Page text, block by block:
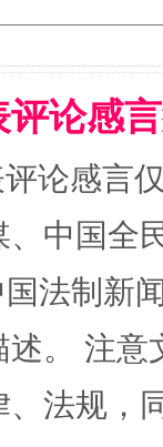
论感
论感言
中国全
法制新
述。 注
法规，